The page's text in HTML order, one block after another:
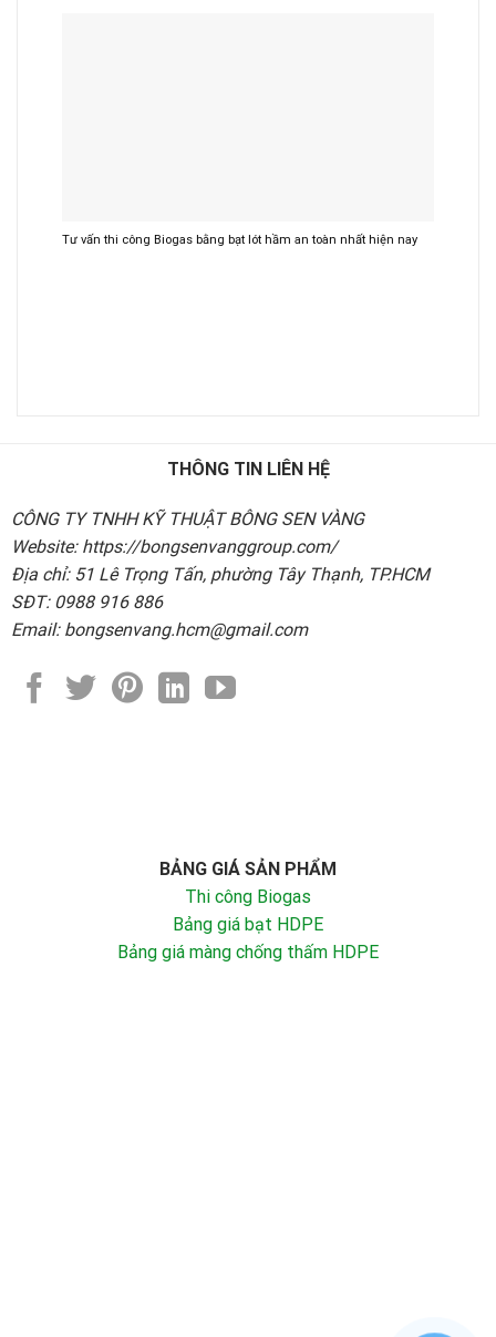
Tư vấn thi công Biogas bằng bạt lót hầm an toàn nhất hiện nay
THÔNG TIN LIÊN HỆ
CÔNG TY TNHH KỸ THUẬT BÔNG SEN VÀNG
Website: https://bongsenvanggroup.com/
Địa chỉ: 51 Lê Trọng Tấn, phường Tây Thạnh, TP.HCM
SĐT: 0988 916 886
Email: bongsenvang.hcm@gmail.com
BẢNG GIÁ SẢN PHẨM
Thi công Biogas
Bảng giá bạt HDPE
Bảng giá màng chống thấm HDPE